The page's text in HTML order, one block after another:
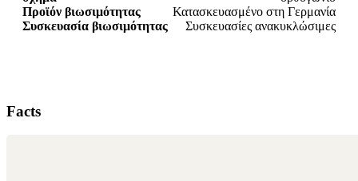
Προϊόν βιωσιμότητας
Κατασκευασμένο στη Γερμανία
Συσκευασία βιωσιμότητας
Συσκευασίες ανακυκλώσιμες
Facts